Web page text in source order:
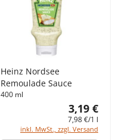
Heinz Nordsee
Remoulade Sauce
400 ml
3,19 €
7,98 €/1 l
inkl. MwSt., zzgl. Versand